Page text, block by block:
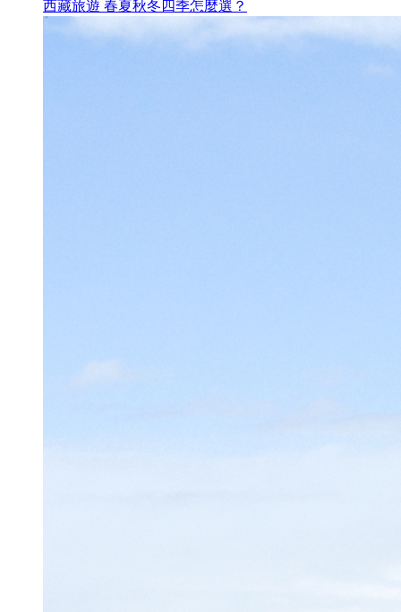
西藏旅遊 春夏秋冬四季怎麼選？